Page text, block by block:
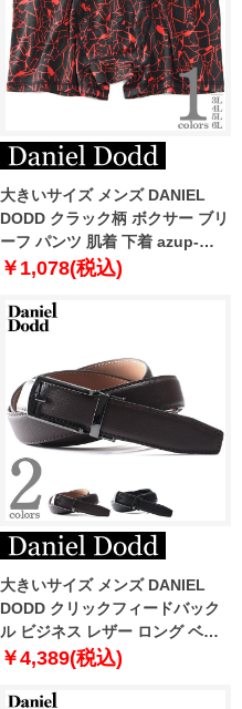
大きいサイズ メンズ DANIEL
DODD クラック柄 ボクサー ブリ
ーフ パンツ 肌着 下着 azup-
239073c
￥1,078(税込)
大きいサイズ メンズ DANIEL
DODD クリックフィードバック
ル ビジネス レザー ロング ベル
ト ロングサイズ azbl-229007
￥4,389(税込)